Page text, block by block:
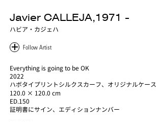
Javier CALLEJA,1971 -
ハビア・カジェハ
Everything is going to be OK
2022
ハボタイプリントシルクスカーフ、オリジナルケース
120.0 × 120.0 cm
ED.150
証明書にサイン、エディションナンバー